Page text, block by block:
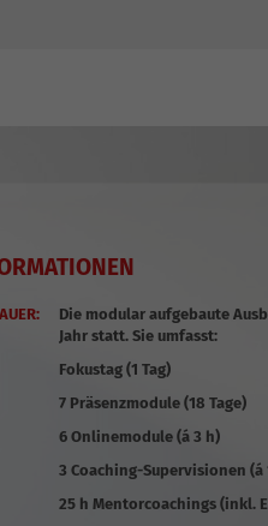
Die modular aufgebaute
Jahr statt. Sie umfasst:
Fokustag (1 Tag)
7 Präsenzmodule (18 Tage)
6 Onlinemodule (á 3 h)
3 Coaching-Supervisionen (á
25 h Mentorcoachings (inkl.